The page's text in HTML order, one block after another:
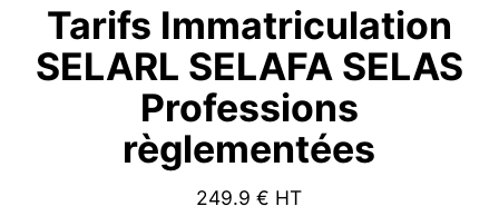
Tarifs Immatriculation
SELARL SELAFA SELAS
Professions
règlementées
249.9 € HT